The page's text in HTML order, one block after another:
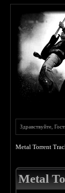
Здравствуйте,
Metal Torrent
Metal